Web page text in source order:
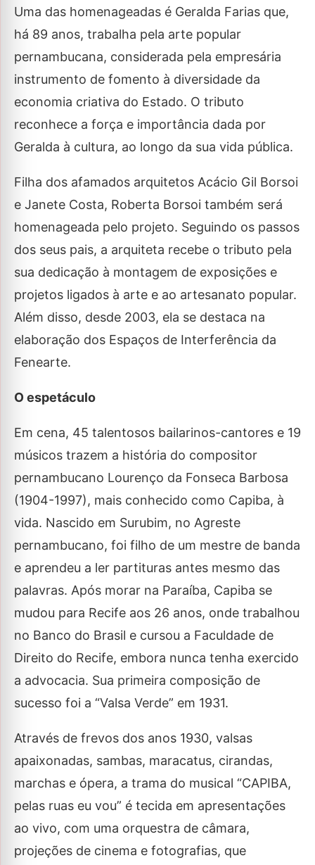
Uma das homenageadas é Geralda Farias que,
há 89 anos, trabalha pela arte popular
pernambucana, considerada pela empresária
instrumento de fomento à diversidade da
economia criativa do Estado. O tributo
reconhece a força e importância dada por
Geralda à cultura, ao longo da sua vida pública.
Filha dos afamados arquitetos Acácio Gil Borsoi
e Janete Costa, Roberta Borsoi também será
homenageada pelo projeto. Seguindo os passos
dos seus pais, a arquiteta recebe o tributo pela
sua dedicação à montagem de exposições e
projetos ligados à arte e ao artesanato popular.
Além disso, desde 2003, ela se destaca na
elaboração dos Espaços de Interferência da
Fenearte.
O espetáculo
Em cena, 45 talentosos bailarinos-cantores e 19
músicos trazem a história do compositor
pernambucano Lourenço da Fonseca Barbosa
(1904-1997), mais conhecido como Capiba, à
vida. Nascido em Surubim, no Agreste
pernambucano, foi filho de um mestre de banda
e aprendeu a ler partituras antes mesmo das
palavras. Após morar na Paraíba, Capiba se
mudou para Recife aos 26 anos, onde trabalhou
no Banco do Brasil e cursou a Faculdade de
Direito do Recife, embora nunca tenha exercido
a advocacia. Sua primeira composição de
sucesso foi a “Valsa Verde” em 1931.
Através de frevos dos anos 1930, valsas
apaixonadas, sambas, maracatus, cirandas,
marchas e ópera, a trama do musical “CAPIBA,
pelas ruas eu vou” é tecida em apresentações
ao vivo, com uma orquestra de câmara,
projeções de cinema e fotografias, que